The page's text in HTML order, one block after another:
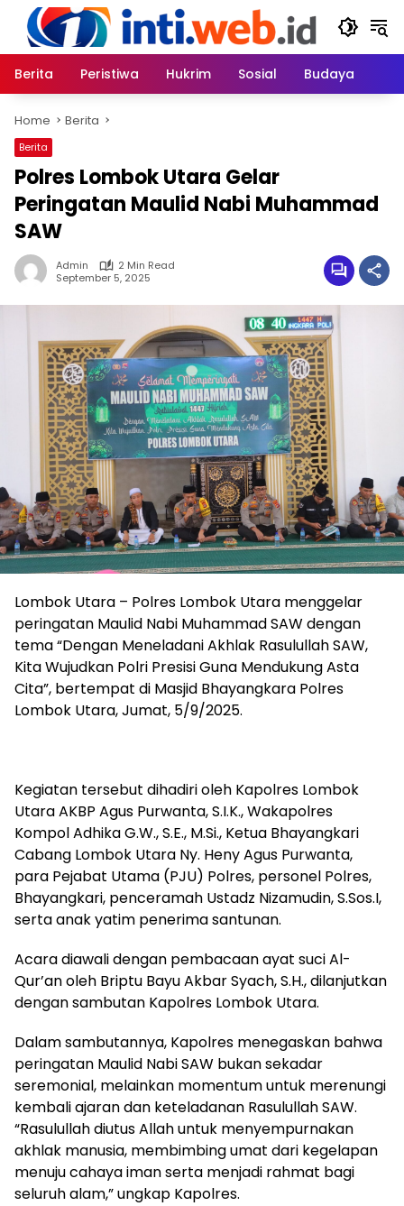
content
Berita
Peristiwa Hukrim Sosial Budaya
Home Berita
Berita
Polres Lombok Utara Gelar
Peringatan Maulid Nabi Muhammad
SAW
Admin
2 Min Read
September 5, 2025
Lombok Utara – Polres Lombok Utara menggelar
peringatan Maulid Nabi Muhammad SAW dengan
tema “Dengan Meneladani Akhlak Rasulullah SAW,
Kita Wujudkan Polri Presisi Guna Mendukung Asta
Cita”, bertempat di Masjid Bhayangkara Polres
Lombok Utara, Jumat, 5/9/2025.
Kegiatan tersebut dihadiri oleh Kapolres Lombok
Utara AKBP Agus Purwanta, S.I.K., Wakapolres
Kompol Adhika G.W., S.E., M.Si., Ketua Bhayangkari
Cabang Lombok Utara Ny. Heny Agus Purwanta,
para Pejabat Utama (PJU) Polres, personel Polres,
Bhayangkari, penceramah Ustadz Nizamudin, S.Sos.I,
serta anak yatim penerima santunan.
Acara diawali dengan pembacaan ayat suci Al-
Qur’an oleh Briptu Bayu Akbar Syach, S.H., dilanjutkan
dengan sambutan Kapolres Lombok Utara.
Dalam sambutannya, Kapolres menegaskan bahwa
peringatan Maulid Nabi SAW bukan sekadar
seremonial, melainkan momentum untuk merenungi
kembali ajaran dan keteladanan Rasulullah SAW.
“Rasulullah diutus Allah untuk menyempurnakan
akhlak manusia, membimbing umat dari kegelapan
menuju cahaya iman serta menjadi rahmat bagi
seluruh alam,” ungkap Kapolres.